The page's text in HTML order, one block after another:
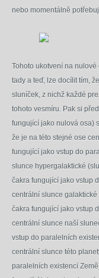
nebo momentálně
Tohoto ukotvení na
tady a teď, lze docílit tím,
sluníček, z nichž každé
tohoto vesmíru. Pak si
fungující jako nulová osa)
že je na této stejné ose
fungující jako vstup do
slunce hypergalaktické
čakra fungující jako vstup
centrální slunce
čakra fungující jako vstup
centrální slunce naší
vstup do paralelních
centrální slunce této
paralelních existencí